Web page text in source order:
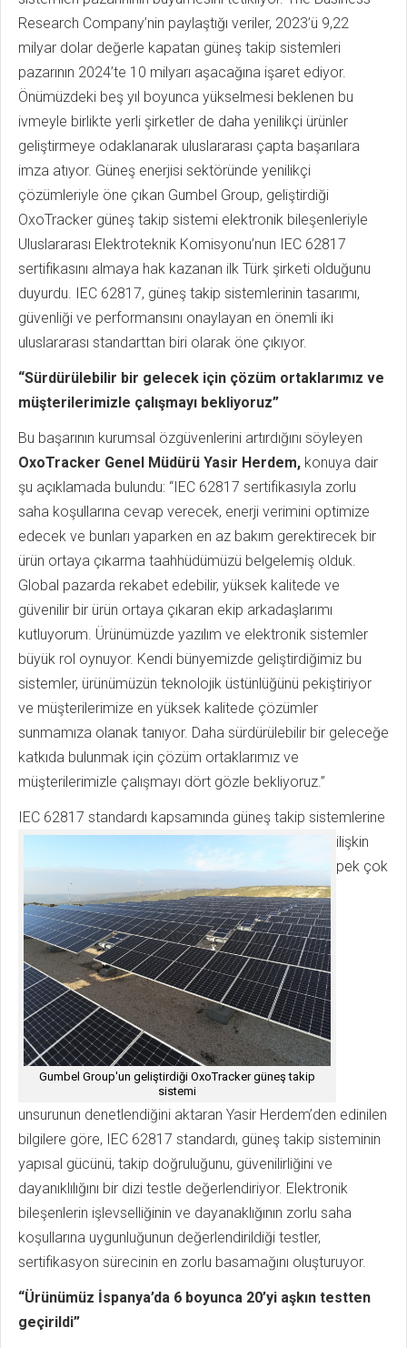
Research Company’nin paylaştığı veriler, 2023’ü 9,22
milyar dolar değerle kapatan güneş takip sistemleri
pazarının 2024’te 10 milyarı aşacağına işaret ediyor.
Önümüzdeki beş yıl boyunca yükselmesi beklenen bu
ivmeyle birlikte yerli şirketler de daha yenilikçi ürünler
geliştirmeye odaklanarak uluslararası çapta başarılara
imza atıyor. Güneş enerjisi sektöründe yenilikçi
çözümleriyle öne çıkan Gumbel Group, geliştirdiği
OxoTracker güneş takip sistemi elektronik bileşenleriyle
Uluslararası Elektroteknik Komisyonu’nun IEC 62817
sertifikasını almaya hak kazanan ilk Türk şirketi olduğunu
duyurdu. IEC 62817, güneş takip sistemlerinin tasarımı,
güvenliği ve performansını onaylayan en önemli iki
uluslararası standarttan biri olarak öne çıkıyor.
“Sürdürülebilir bir gelecek için çözüm ortaklarımız ve
müşterilerimizle çalışmayı bekliyoruz”
Bu başarının kurumsal özgüvenlerini artırdığını söyleyen
OxoTracker Genel Müdürü Yasir Herdem, konuya dair
şu açıklamada bulundu: “IEC 62817 sertifikasıyla zorlu
saha koşullarına cevap verecek, enerji verimini optimize
edecek ve bunları yaparken en az bakım gerektirecek bir
ürün ortaya çıkarma taahhüdümüzü belgelemiş olduk.
Global pazarda rekabet edebilir, yüksek kalitede ve
güvenilir bir ürün ortaya çıkaran ekip arkadaşlarımı
kutluyorum. Ürünümüzde yazılım ve elektronik sistemler
büyük rol oynuyor. Kendi bünyemizde geliştirdiğimiz bu
sistemler, ürünümüzün teknolojik üstünlüğünü pekiştiriyor
ve müşterilerimize en yüksek kalitede çözümler
sunmamıza olanak tanıyor. Daha sürdürülebilir bir geleceğe
katkıda bulunmak için çözüm ortaklarımız ve
müşterilerimizle çalışmayı dört gözle bekliyoruz.”
IEC 62817 standardı kapsamınd
Gumbel Group'un geliştirdiği OxoTracker güneş takip
sistemi
a güneş takip sistemlerine
ilişkin
pek çok
unsurunun denetlendiğini aktaran Yasir Herdem’den edinilen
bilgilere göre, IEC 62817 standardı, güneş takip sisteminin
yapısal gücünü, takip doğruluğunu, güvenilirliğini ve
dayanıklılığını bir dizi testle değerlendiriyor. Elektronik
bileşenlerin işlevselliğinin ve dayanaklığının zorlu saha
koşullarına uygunluğunun değerlendirildiği testler,
sertifikasyon sürecinin en zorlu basamağını oluşturuyor.
“Ürünümüz İspanya’da 6 boyunca 20’yi aşkın testten
geçirildi”